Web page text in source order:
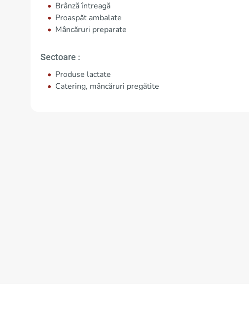
Brânză întreagă
Proaspăt ambalate
Mâncăruri preparate
Sectoare :
Produse lactate
Catering, mâncăruri pregătite